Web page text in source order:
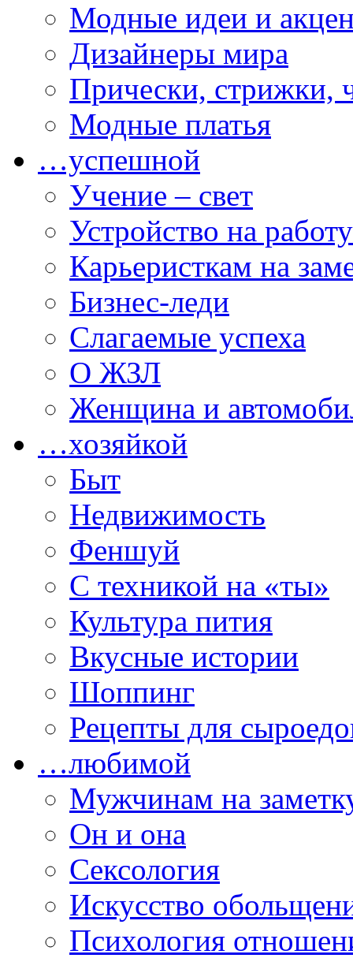
Модные идеи и
Дизайнеры мира
Прически, стрижки,
Модные платья
…успешной
Учение – свет
Устройство на работу
Карьеристкам на
Бизнес-леди
Слагаемые успеха
О ЖЗЛ
Женщина и
…хозяйкой
Быт
Недвижимость
Феншуй
С техникой на «ты»
Культура пития
Вкусные истории
Шоппинг
Рецепты для
…любимой
Мужчинам на
Он и она
Сексология
Искусство
Психология